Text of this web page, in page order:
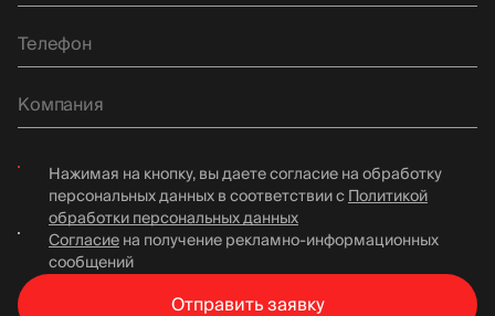
Отправитьзаявку
Нажимая на кнопку, вы даете согласие на обработку
персональных данных в соответствии сПолитикой
обработки персональных данных
Согласиена получение рекламно-информационных
сообщений